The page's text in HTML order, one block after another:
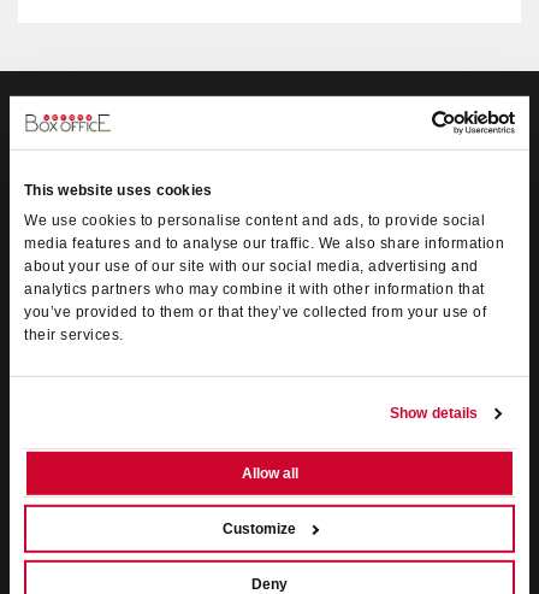
This website uses cookies
We use cookies to personalise content and ads, to provide social
media features and to analyse our traffic. We also share information
about your use of our site with our social media, advertising and
analytics partners who may combine it with other information that
you’ve provided to them or that they’ve collected from your use of
their services.
Show details
Allow all
Customize
Deny
VERONA BOX OFFICE SRL
Box-Office
Verona nasce nel 1992 dall’unione di 3 soci che dopo sei
vivo decidono di incanalare le loro professionalità per porre le basi
di una società di servizi integrati dibiglietteria, ad oggi è la
principale agenzia del Venetonel suo settore.
Orario :dal Lunedì al Venerdì dalle 9.30 alle 12.30 e dalle 15.30 alle
19.00 - Sabato dalle 9.30 alle 12.30